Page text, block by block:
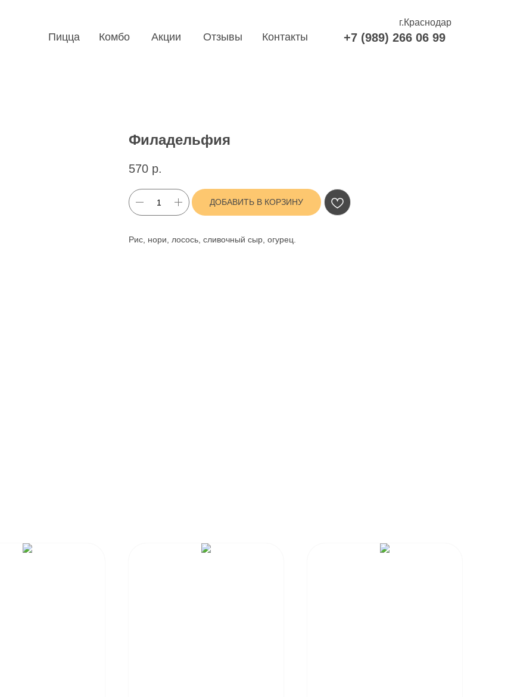
Пицца Комбо Акции Отзывы Контакты
г.Краснодар
+7 (989) 266 06 99
Филадельфия
570 р.
ДОБАВИТЬ В КОРЗИНУ
Рис, нори, лосось, сливочный сыр, огурец.